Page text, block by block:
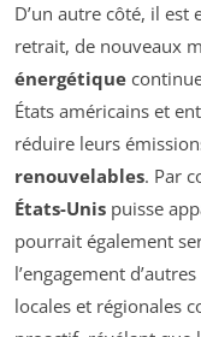
D’un autre côté, il est
retrait, de nouveaux
énergétique
États américains et
réduire leurs
renouvelables. Par
États-Unis puisse
pourrait également
l’engagement
locales et régionales